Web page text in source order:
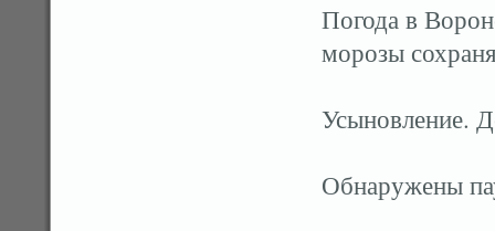
Погода в
морозы
Усыновление.
Обнаружены